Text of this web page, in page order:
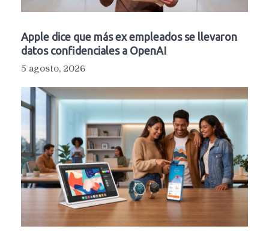
Apple dice que más ex empleados se llevaron
datos confidenciales a OpenAI
5 agosto, 2026